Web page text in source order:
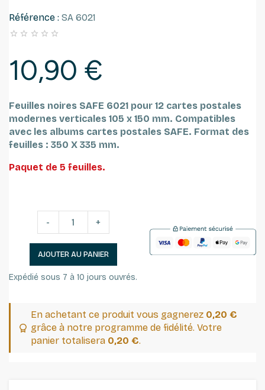
Référence : SA 6021
    
10,90 €
Feuilles noires SAFE 6021 pour 12 cartes postales
modernes verticales 105 x 150 mm. Compatibles
avec les albums cartes postales SAFE. Format des
feuilles : 350 X 335 mm.
Paquet de 5 feuilles.
- +
AJOUTER AU PANIER
Expédié sous 7 à 10 jours ouvrés.
En achetant ce produit vous gagnerez 0,20 €
grâce à notre programme de fidélité. Votre
panier totalisera 0,20 €.